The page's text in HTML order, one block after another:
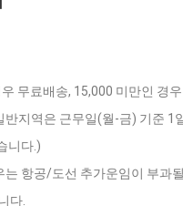
무료배송, 15,000 미만인 경
반지역은 근무일(월-금) 기준
니다.)
는 항공/도선 추가운임이 부과
다.